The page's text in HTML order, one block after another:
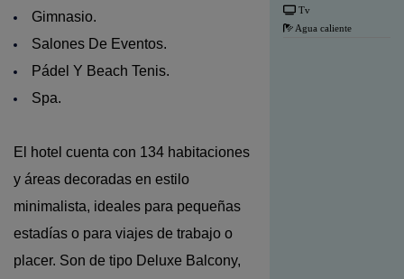
Gimnasio.
Salones De Eventos.
Pádel Y Beach Tenis.
Spa.
El hotel cuenta con 134 habitaciones
y áreas decoradas en estilo
minimalista, ideales para pequeñas
estadías o para viajes de trabajo o
placer. Son de tipo Deluxe Balcony,
Tv
Agua caliente